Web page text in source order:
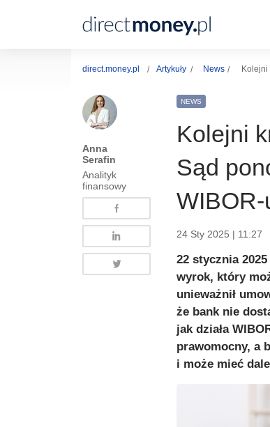
direct.money.pl Artykuły News Kolejni
Anna
Serafin
Analityk
finansowy
NEWS
Kolejni
Sąd
WIBOR-
24 Sty 2025 | 11:27
22 stycznia
wyrok, który
unieważnił
że bank nie
jak działa
prawomocny, a
i może mieć